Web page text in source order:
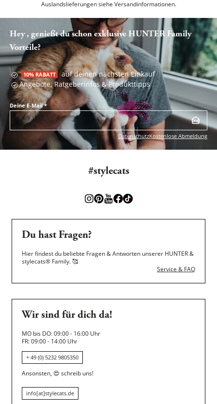
Auslandslieferungen siehe Versandinformationen.
Hey , genießt du schon exklusive HUNTER Family
Vorteile?
10% RABATT auf deinen nächsten Einkauf
Angebote, Ratgeberinfos & Produkttipps
Deine E-Mail*
DatenschutzKostenlose Abmeldung
#stylecats
Du hast Fragen?
Hier findest du beliebte Fragen & Antworten unserer HUNTER &
stylecats® Family.🥰
Service & FAQ
Wir sind für dich da!
MO bis DO: 09:00 - 16:00 Uhr
FR: 09:00 - 14:00 Uhr
+ 49 (0) 5232 9805350
Ansonsten, 😍 schreib uns!
info[at]stylecats.de